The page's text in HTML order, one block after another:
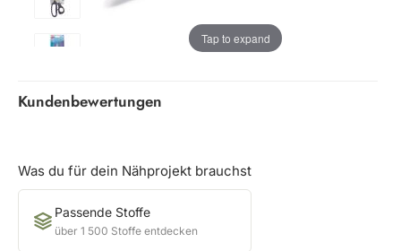
Tap to expand
Kundenbewertungen
Was du für dein Nähprojekt brauchst
Passende Stoffe
über 1 500 Stoffe entdecken